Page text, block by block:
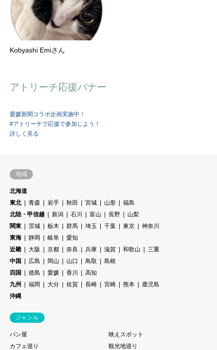
Kobyashi Emiさん
アトリーチ応援バナー
愛媛新聞コラボ企画実施中！
#アトリーチで応援で参加しよう！
詳しく見る
地域
北海道
東北
青森 岩手 秋田 宮城 山形
福島
北陸・甲信越
新潟 石川 富山 長野
山梨
関東
茨城 栃木 群馬 埼玉 千葉 東京
神奈川
東海
静岡 岐阜
愛知
近畿
大阪 京都 奈良 兵庫 滋賀 和歌山
三重
中国
広島 岡山 山口 鳥取
島根
四国
徳島 愛媛 香川
高知
九州
福岡 大分 佐賀 長崎 宮崎 熊本
鹿児島
沖縄
ジャンル
パン屋
映えスポット
カフェ巡り
観光地巡り